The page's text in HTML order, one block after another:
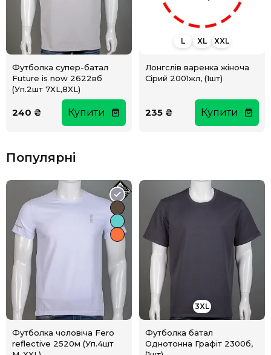
Футболка супер-батал
Future is now 2622вб
(Уп.2шт 7XL,8XL)
240 ₴ Купити
L XL XXL
Лонгслів варенка жіноча
Сірий 2001жл, (1шт)
235 ₴ Купити
Популярні
Футболка чоловіча Fero
reflective 2520м (Уп.4шт
3XL
Футболка батал
Однотонна Графіт 2300б,